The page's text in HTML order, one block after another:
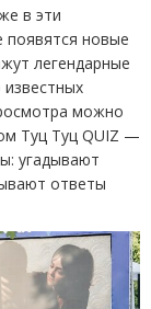
в эти
появятся новые
легендарные
можно
Туц Туц QUIZ —
угадывают
ответы